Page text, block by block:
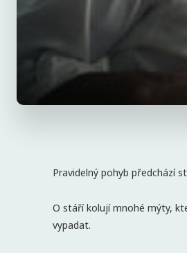
Pravidelný pohyb předchází
O stáří kolují mnohé mýty,
vypadat.